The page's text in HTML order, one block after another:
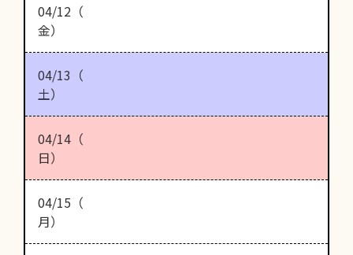
04/12（
金）
04/13（
土）
04/14（
日）
04/15（
月）